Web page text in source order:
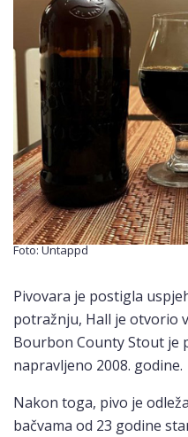
Foto: Untappd
Pivovara je postigla
potražnju, Hall je otvorio
Bourbon County Stout je
napravljeno 2008. godine.
Nakon toga, pivo je
bačvama od 23 godine